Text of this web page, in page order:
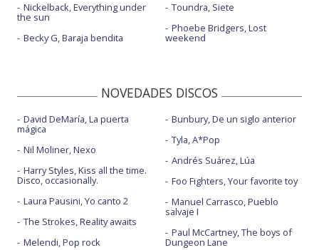
Nickelback, Everything under
the sun
Becky G, Baraja bendita
Toundra, Siete
Phoebe Bridgers, Lost
weekend
NOVEDADES DISCOS
David DeMaría, La puerta
mágica
Nil Moliner, Nexo
Harry Styles, Kiss all the time.
Disco, occasionally.
Laura Pausini, Yo canto 2
The Strokes, Reality awaits
Melendi, Pop rock
Bunbury, De un siglo anterior
Tyla, A*Pop
Andrés Suárez, Lúa
Foo Fighters, Your favorite toy
Manuel Carrasco, Pueblo
salvaje I
Paul McCartney, The boys of
Dungeon Lane